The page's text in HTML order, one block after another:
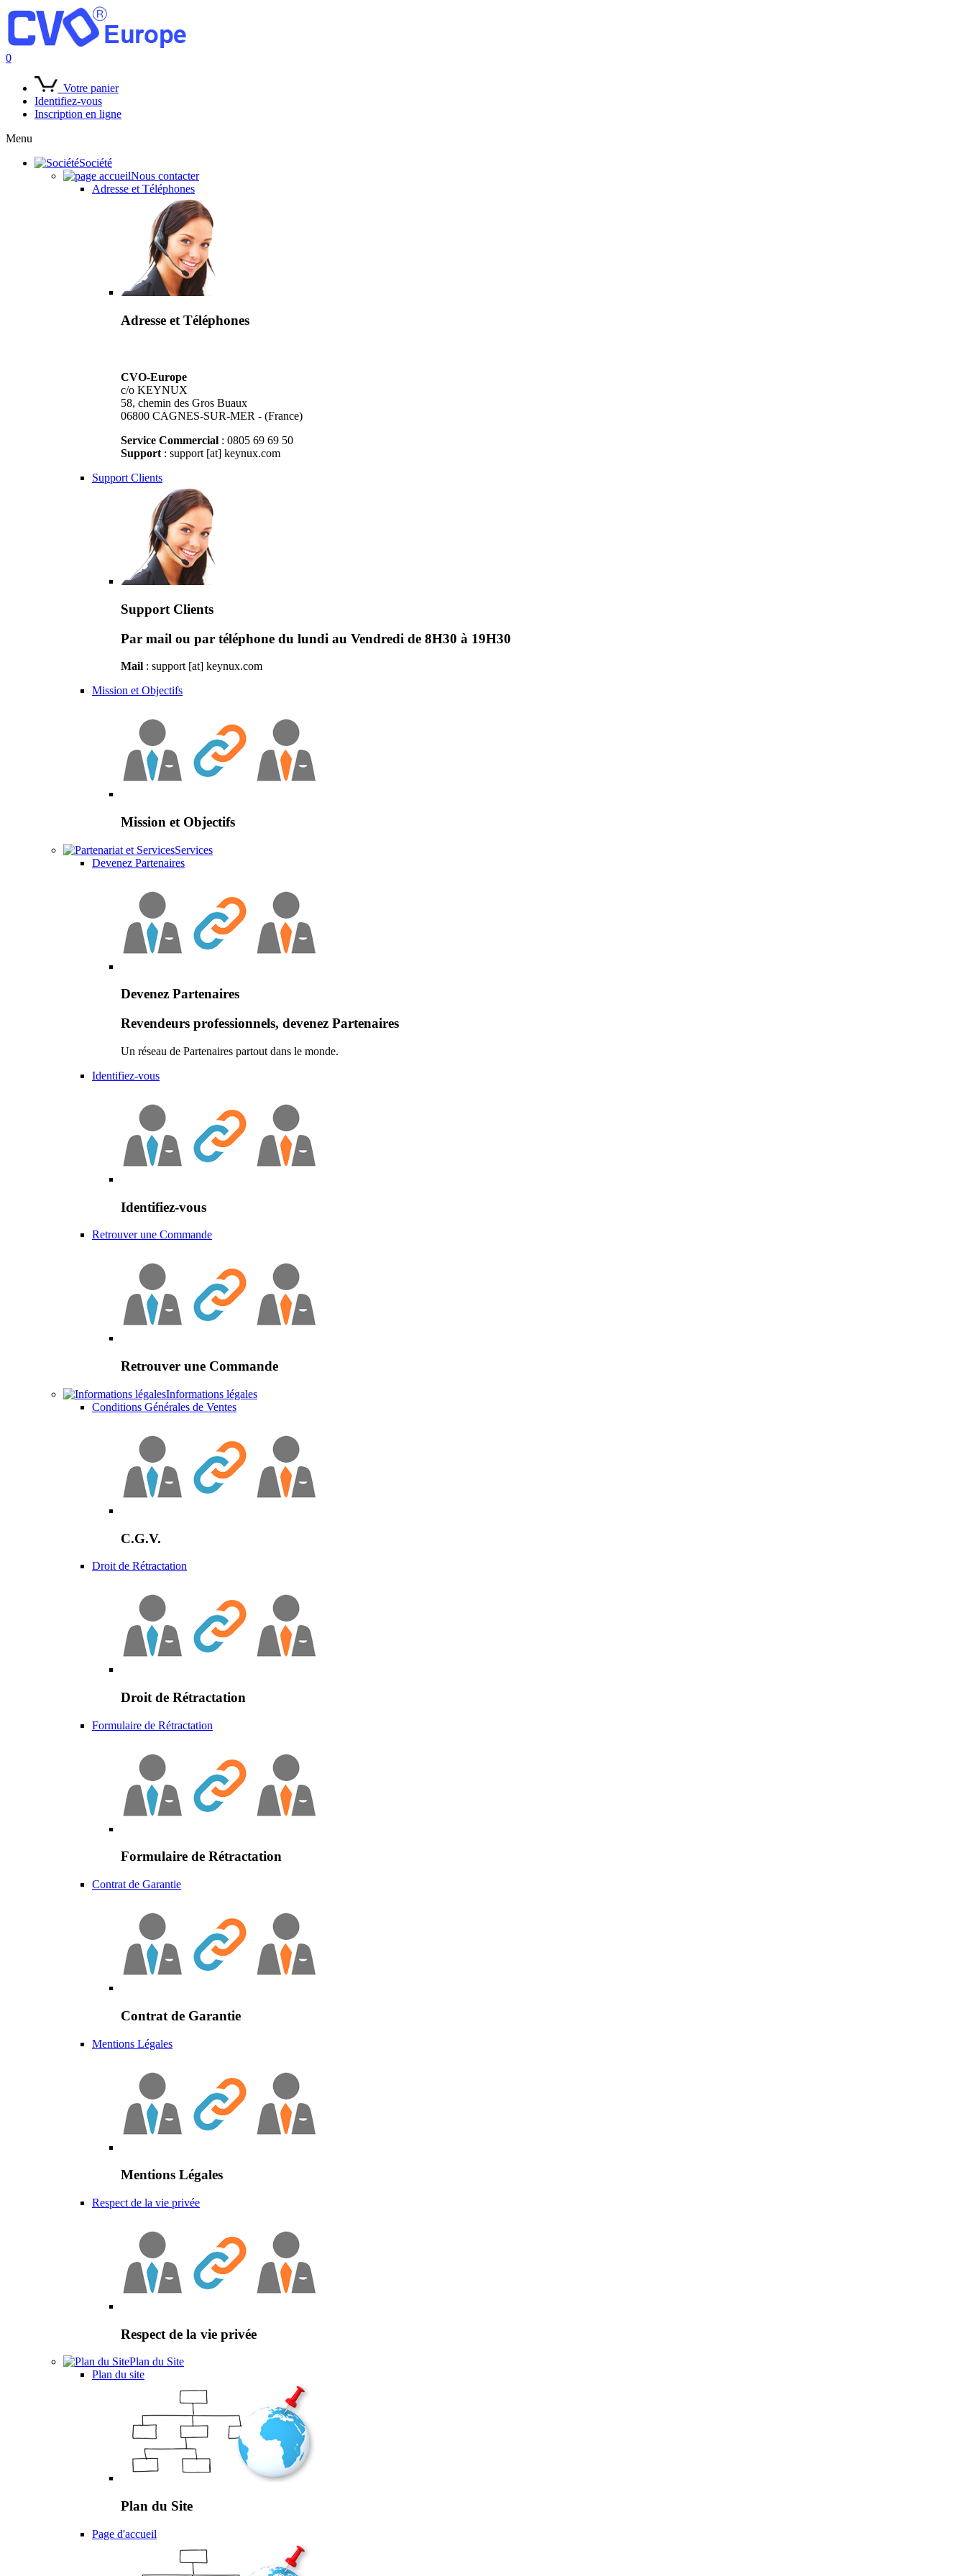
0
Votre panier
Identifiez-vous
Inscription en ligne
Menu
Société
Nous contacter
Adresse et Téléphones
Adresse et Téléphones
CVO-Europe
c/o KEYNUX
58, chemin des Gros Buaux
06800 CAGNES-SUR-MER - (France)
Service Commercial : 0805 69 69 50
Support : support [at] keynux.com
Support Clients
Support Clients
Par mail ou par téléphone du lundi au Vendredi de 8H30 à 19H30
Mail : support [at] keynux.com
Mission et Objectifs
Mission et Objectifs
Services
Devenez Partenaires
Devenez Partenaires
Revendeurs professionnels, devenez Partenaires
Un réseau de Partenaires partout dans le monde.
Identifiez-vous
Identifiez-vous
Retrouver une Commande
Retrouver une Commande
Informations légales
Conditions Générales de Ventes
C.G.V.
Droit de Rétractation
Droit de Rétractation
Formulaire de Rétractation
Formulaire de Rétractation
Contrat de Garantie
Contrat de Garantie
Mentions Légales
Mentions Légales
Respect de la vie privée
Respect de la vie privée
Plan du Site
Plan du site
Plan du Site
Page d'accueil